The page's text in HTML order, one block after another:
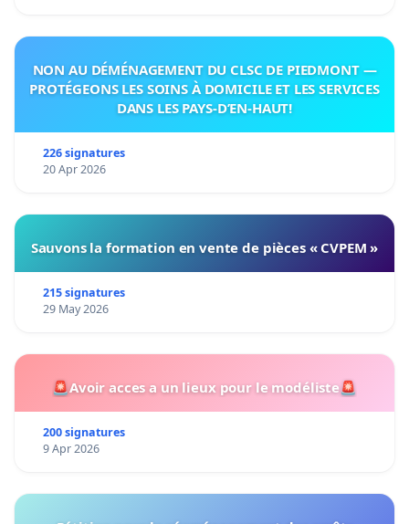
NON AU DÉMÉNAGEMENT DU CLSC DE PIEDMONT —
PROTÉGEONS LES SOINS À DOMICILE ET LES SERVICES
DANS LES PAYS-D’EN-HAUT!
226 signatures
20 Apr 2026
Sauvons la formation en vente de pièces « CVPEM »
215 signatures
29 May 2026
🚨Avoir acces a un lieux pour le modéliste🚨
200 signatures
9 Apr 2026